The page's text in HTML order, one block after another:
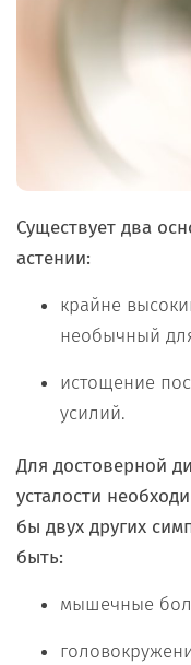
Существует два
астении:
крайне
необычный
истощение
усилий.
Для достоверной
усталости
бы двух других
быть:
мышечные